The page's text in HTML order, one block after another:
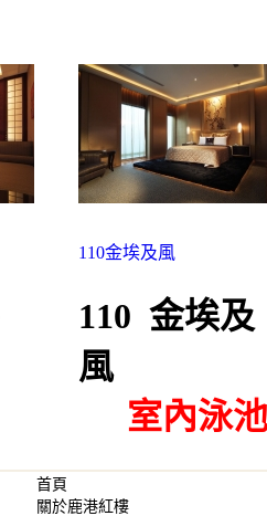
110金埃及風
110 金埃及
風
室內泳池
首頁
關於鹿港紅樓